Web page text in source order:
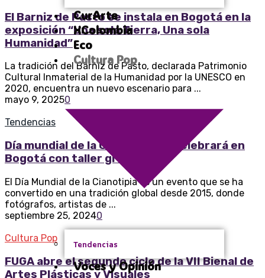
CurArte
XColombia
Eco
Cultura Pop
Tendencias
Voces y Opinión
El Barniz de Pasto se instala en Bogotá en la
exposición “Una sola Tierra, Una sola
Humanidad”
La tradición del Barniz de Pasto, declarada Patrimonio
Cultural Inmaterial de la Humanidad por la UNESCO en
2020, encuentra un nuevo escenario para ...
mayo 9, 20250
Tendencias
Día mundial de la Cianotipia se celebrará en
Bogotá con taller gratuito
El Día Mundial de la Cianotipia es un evento que se ha
convertido en una tradición global desde 2015, donde
fotógrafos, artistas de ...
septiembre 25, 20240
Cultura Pop
FUGA abre el segundo ciclo de la VII Bienal de
Artes Plásticas y Visuales